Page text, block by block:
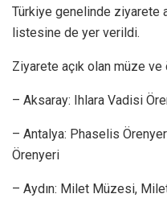
Türkiye genelinde ziyarete
listesine de yer verildi.
Ziyarete açık olan müze ve
– Aksaray: ⁠Ihlara Vadisi
– Antalya: ⁠Phaselis
Örenyeri
– Aydın⁠: Milet Müzesi,